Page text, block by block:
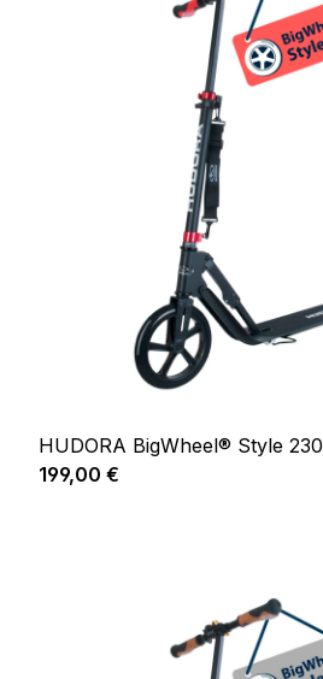
HUDORA BigWheel® Style 230
Prix régulier :
199,00 €